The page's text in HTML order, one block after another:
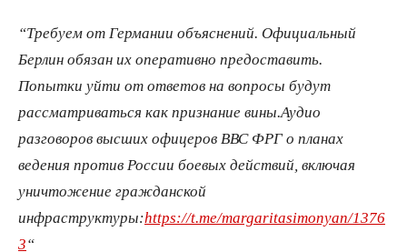
“Требуем от Германии объяснений. Официальный
Берлин обязан их оперативно предоставить.
Попытки уйти от ответов на вопросы будут
рассматриваться как признание вины. Аудио
разговоров высших офицеров ВВС ФРГ о планах
ведения против России боевых действий, включая
уничтожение гражданской
инфраструктуры:https://t.me/margaritasimonyan/1376
3“